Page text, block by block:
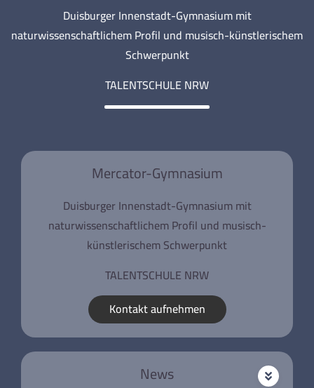
Duisburger Innenstadt-Gymnasium mit
naturwissenschaftlichem Profil und musisch-künstlerischem
Schwerpunkt
TALENTSCHULE NRW
Mercator-Gymnasium
Duisburger Innenstadt-Gymnasium mit
naturwissenschaftlichem Profil und musisch-
künstlerischem Schwerpunkt
TALENTSCHULE NRW
Kontakt aufnehmen
News